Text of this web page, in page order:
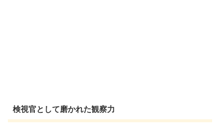
検視官として磨かれた観察力